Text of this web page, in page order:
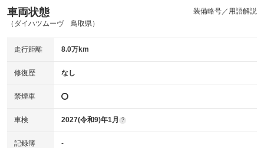
車両状態
（ダイハツムーヴ 鳥取県）
装備略号／用語解説
走行距離 8.0万km
修復歴 なし
禁煙車
車検 2027(令和9)年1月 ?
記録簿 -